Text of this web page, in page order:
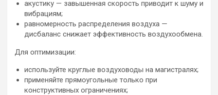
акустику — завышенная скорость приводит к шуму и
вибрациям;
равномерность распределения воздуха —
дисбаланс снижает эффективность воздухообмена.
Для оптимизации:
используйте круглые воздуховоды на магистралях;
применяйте прямоугольные только при
конструктивных ограничениях;